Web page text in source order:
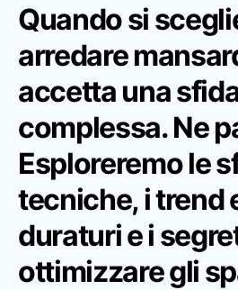
Quando si
arredare
accetta una
complessa. Ne
Esploreremo le
tecniche, i trend
duraturi e i
ottimizzare gli